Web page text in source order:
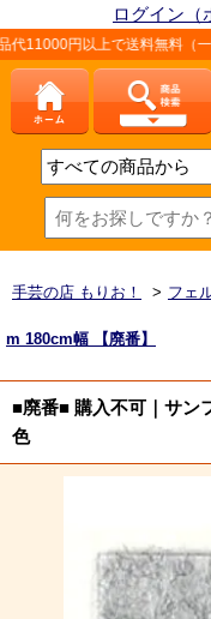
ログイン（
無料（一部を除く）、ネ
手芸の店 もりお！ > フェ
m 180cm幅 【廃番】
■廃番■ 購入不可｜サン
色